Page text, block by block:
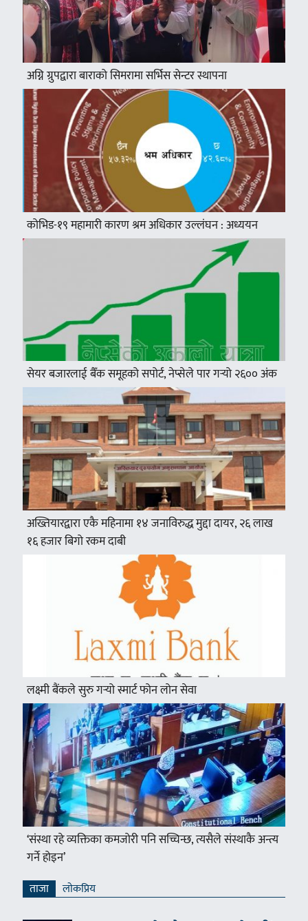
अग्नि ग्रुपद्वारा बाराको सिमरामा सर्भिस सेन्टर स्थापना
कोभिड-१९ महामारी कारण श्रम अधिकार उल्लंघन : अध्ययन
सेयर बजारलाई बैँक समूहको सपोर्ट, नेप्सेले पार गर्‍यो २६०० अंक
अख्तियारद्वारा एकै महिनामा १४ जनाविरुद्ध मुद्दा दायर, २६ लाख
१६ हजार बिगो रकम दाबी
लक्ष्मी बैंकले सुरु गर्‍यो स्मार्ट फोन लोन सेवा
‘संस्था रहे व्यक्तिका कमजोरी पनि सच्चिन्छ, त्यसैले संस्थाकै अन्त्य
गर्ने होइन’
ताजा लाेकप्रिय